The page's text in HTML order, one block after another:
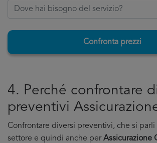
Confronta prezzi
4. Perché confrontare
preventivi
Confrontare diversi preventivi, che si parli
settore e quindi anche perAssicurazione